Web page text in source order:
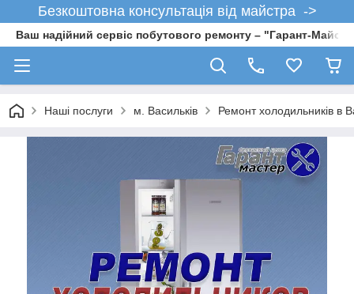
Безкоштовна консультація від майстра ->
Ваш надійний сервіс побутового ремонту – "Гарант-
Наші послуги м. Васильків Ремонт холодильників в